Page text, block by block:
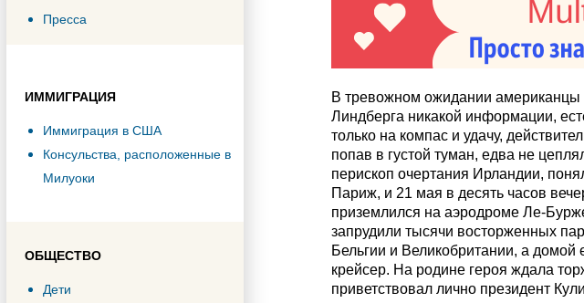
Пресса
ИММИГРАЦИЯ
Иммиграция в США
Консульства, расположенные в
Милуоки
ОБЩЕСТВО
Дети
В тревожном ожидании американцы
Линдберга никакой информации,
только на компас и удачу,
попав в густой туман, едва не
перископ очертания Ирландии,
Париж, и 21 мая в десять часов
приземлился на аэродроме Ле-
запрудили тысячи восторженных
Бельгии и Великобритании, а домой
крейсер. На родине героя ждала
приветствовал лично президент